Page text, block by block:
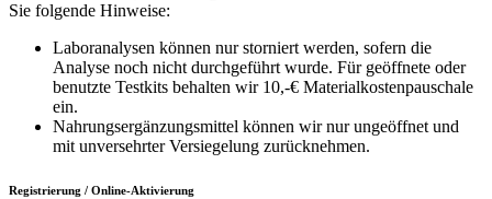
Sie folgende Hinweise:
Laboranalysen können nur storniert werden, sofern die
Analyse noch nicht durchgeführt wurde. Für geöffnete oder
benutzte Testkits behalten wir 10,-€ Materialkostenpauschale
ein.
Nahrungsergänzungsmittel können wir nur ungeöffnet und
mit unversehrter Versiegelung zurücknehmen.
Registrierung / Online-Aktivierung